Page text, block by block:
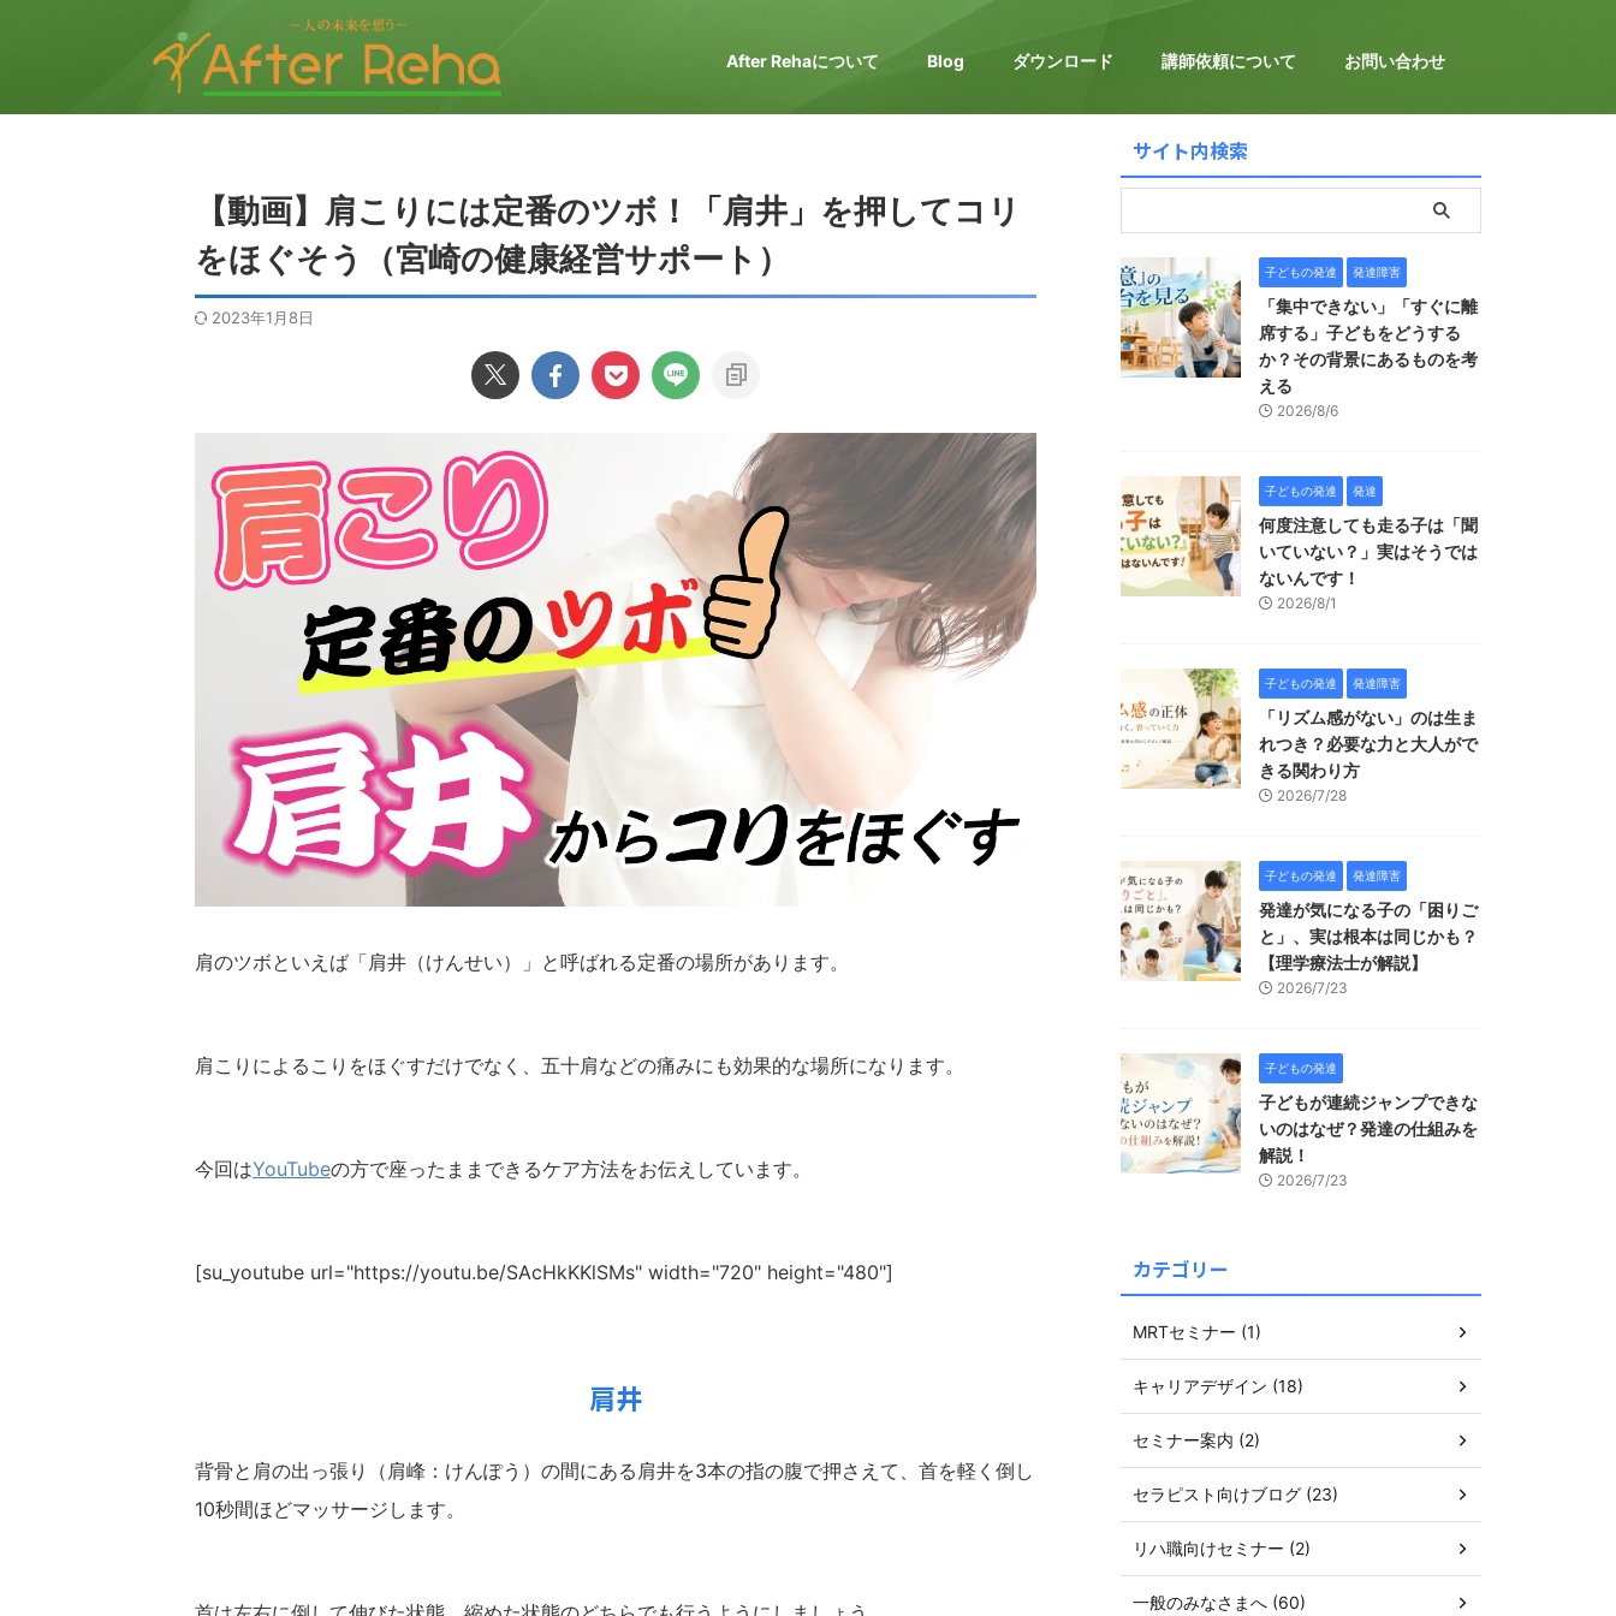
After Rehaについて Blog ダウンロード 講師依頼について お問い合わせ
【動画】肩こりには定番のツボ！「肩井」を押してコリ
をほぐそう（宮崎の健康経営サポート）
2023年1月8日
肩のツボといえば「肩井（けんせい）」と呼ばれる定番の場所があります。
肩こりによるこりをほぐすだけでなく、五十肩などの痛みにも効果的な場所になります。
今回はYouTubeの方で座ったままできるケア方法をお伝えしています。
[su_youtube url="https://youtu.be/SAcHkKKlSMs" width="720" height="480"]
肩井
背骨と肩の出っ張り（肩峰：けんぽう）の間にある肩井を3本の指の腹で押さえて、首を軽く倒し
10秒間ほどマッサージします。
サイト内検索
子どもの発達 発達障害
「集中できない」「すぐに離
席する」子どもをどうする
か？その背景にあるものを考
える
2026/8/6
子どもの発達 発達
何度注意しても走る子は「聞
いていない？」実はそうでは
ないんです！
2026/8/1
子どもの発達 発達障害
「リズム感がない」のは生ま
れつき？必要な力と大人がで
きる関わり方
2026/7/28
子どもの発達 発達障害
発達が気になる子の「困りご
と」、実は根本は同じかも？
【理学療法士が解説】
2026/7/23
子どもの発達
子どもが連続ジャンプできな
いのはなぜ？発達の仕組みを
解説！
2026/7/23
カテゴリー
MRTセミナー (1)
キャリアデザイン (18)
セミナー案内 (2)
セラピスト向けブログ (23)
リハ職向けセミナー (2)
一般のみなさまへ (60)